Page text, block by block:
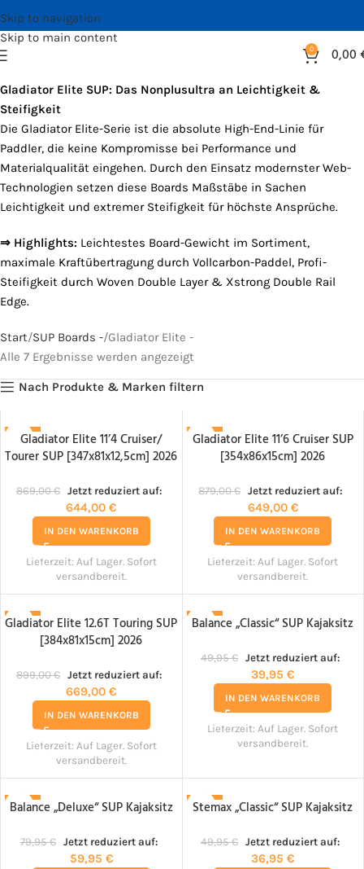
Skip to navigation
Skip to main content
0 0,00
Gladiator Elite SUP: Das Nonplusultra an Leichtigkeit &
Steifigkeit
Die Gladiator Elite-Serie ist die absolute High-End-Linie für
Paddler, die keine Kompromisse bei Performance und
Materialqualität eingehen. Durch den Einsatz modernster Web-
Technologien setzen diese Boards Maßstäbe in Sachen
Leichtigkeit und extremer Steifigkeit für höchste Ansprüche.
⇒ Highlights: Leichtestes Board-Gewicht im Sortiment,
maximale Kraftübertragung durch Vollcarbon-Paddel, Profi-
Steifigkeit durch Woven Double Layer & Xstrong Double Rail
Edge.
Start SUP Boards - Gladiator Elite -
Alle 7 Ergebnisse werden angezeigt
Nach Produkte & Marken filtern
-26%
Gladiator Elite 11’4 Cruiser/
Tourer SUP [347x81x12,5cm] 2026
869,00€ Jetzt reduziert auf:
644,00€
IN DEN WARENKORB
Lieferzeit: Auf Lager. Sofort
versandbereit.
-26%
Gladiator Elite 11’6 Cruiser SUP
[354x86x15cm] 2026
879,00€ Jetzt reduziert auf:
649,00 €
IN DEN WARENKORB
Lieferzeit: Auf Lager. Sofort
versandbereit.
-26%
Gladiator Elite 12.6T Touring SUP
[384x81x15cm] 2026
899,00€ Jetzt reduziert auf:
669,00€
IN DEN WARENKORB
Lieferzeit: Auf Lager. Sofort
versandbereit.
-20%
Balance „Classic“ SUP Kajaksitz
49,95€ Jetzt reduziert auf:
39,95€
IN DEN WARENKORB
Lieferzeit: Auf Lager. Sofort
versandbereit.
-25%
Balance „Deluxe“ SUP Kajaksitz
79,95€ Jetzt reduziert auf:
59,95 €
-26%
Stemax „Classic“ SUP Kajaksitz
49,95€ Jetzt reduziert auf:
36,95€